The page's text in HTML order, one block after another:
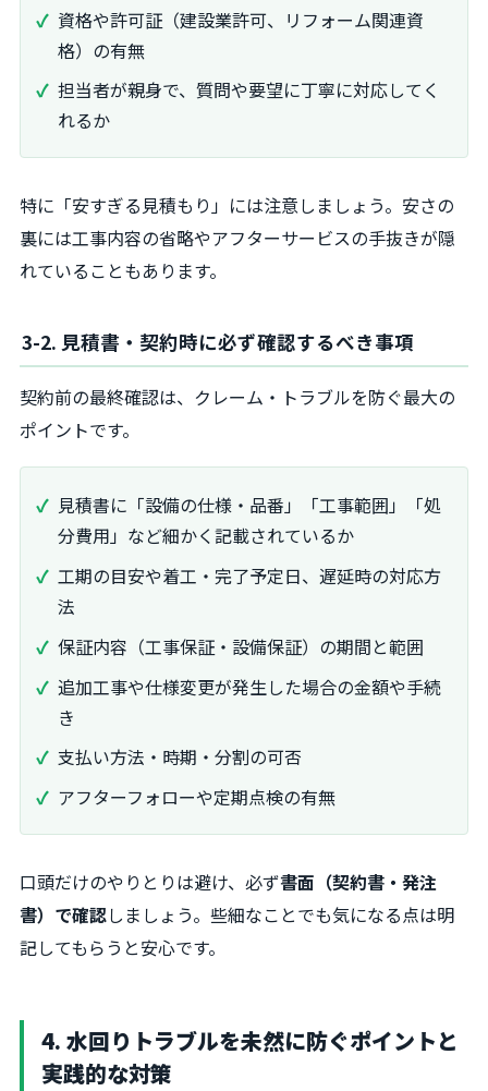
資格や許可証（建設業許可、リフォーム関連資
格）の有無
担当者が親身で、質問や要望に丁寧に対応してく
れるか
特に「安すぎる見積もり」には注意しましょう。安さの
裏には工事内容の省略やアフターサービスの手抜きが隠
れていることもあります。
3-2. 見積書・契約時に必ず確認するべき事項
契約前の最終確認は、クレーム・トラブルを防ぐ最大の
ポイントです。
見積書に「設備の仕様・品番」「工事範囲」「処
分費用」など細かく記載されているか
工期の目安や着工・完了予定日、遅延時の対応方
法
保証内容（工事保証・設備保証）の期間と範囲
追加工事や仕様変更が発生した場合の金額や手続
き
支払い方法・時期・分割の可否
アフターフォローや定期点検の有無
口頭だけのやりとりは避け、必ず書面（契約書・発注
書）で確認しましょう。些細なことでも気になる点は明
記してもらうと安心です。
4. 水回りトラブルを未然に防ぐポイントと
実践的な対策